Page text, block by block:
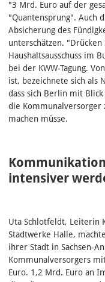
"3 Mrd. Euro auf der
"Quantensprung". Auch
Absicherung des
unterschätzen.
Haushaltsausschuss im
bei der KWW-Tagung.
ist, bezeichnete sich als
dass sich Berlin mit
die Kommunalversorger
machen müsse.
intensiver
Uta Schlotfeldt, Leiterin
Stadtwerke Halle,
ihrer Stadt in Sachsen-
Kommunalversorgers
Euro. 1,2 Mrd. Euro an